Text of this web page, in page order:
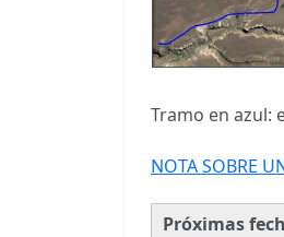
Tramo en azul:
NOTA SOBRE
Próximas